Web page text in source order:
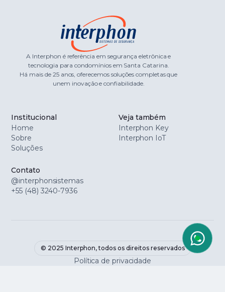
A Interphon é referência em segurança eletrônica e
tecnologia para condomínios em Santa Catarina.
Há mais de 25 anos, oferecemos soluções completas que
unem inovação e confiabilidade.
Institucional
Home
Sobre
Soluções
Veja também
Interphon Key
Interphon IoT
Contato
@interphonsistemas
+55 (48) 3240-7936
© 2025 Interphon, todos os direitos reservados
Política de privacidade